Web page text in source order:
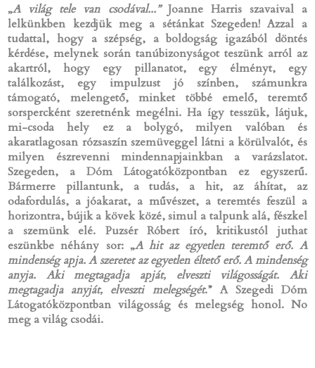
„A világ tele van csodával...”Joanne Harris szavaival a
lelkünkben kezdjük meg a sétánkat Szegeden! Azzal a
tudattal, hogy a szépség, a boldogság igazából döntés
kérdése, melynek során tanúbizonyságot teszünk arról az
akartról, hogy egy pillanatot, egy élményt, egy
találkozást, egy impulzust jó színben, számunkra
támogató, melengető, minket többé emelő, teremtő
sorspercként szeretnénk megélni. Ha így tesszük, látjuk,
mi-csoda hely ez a bolygó, milyen valóban és
akaratlagosan rózsaszín szemüveggel látni a körülvalót, és
milyen észrevenni mindennapjainkban a varázslatot.
Szegeden, a Dóm Látogatóközpontban ez egyszerű.
Bármerre pillantunk, a tudás, a hit, az áhítat, az
odafordulás, a jóakarat, a művészet, a teremtés feszül a
horizontra, bújik a kövek közé, simul a talpunk alá, fészkel
a szemünk elé. Puzsér Róbert író, kritikustól juthat
eszünkbe néhány sor: „A hit az egyetlen teremtő erő. A
mindenség apja. A szeretet az egyetlen éltető erő. A mindenség
anyja. Aki megtagadja apját, elveszti világosságát. Aki
megtagadja anyját, elveszti melegségét.” A Szegedi Dóm
Látogatóközpontban világosság és melegség honol. No
meg a világ csodái.